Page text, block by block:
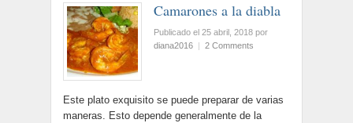
Camarones a la diabla
Publicado el 25 abril, 2018 por
diana2016 | 2 Comments
Este plato exquisito se puede preparar de varias
maneras. Esto depende generalmente de la